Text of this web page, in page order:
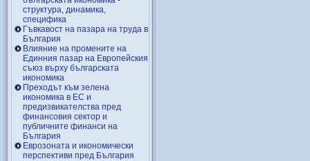
структура, динамика,
специфика
Гъвкавост на пазара на труда в
България
Влияние на промените на
Единния пазар на Европейския
съюз върху българската
икономика
Преходът към зелена
икономика в ЕС и
предизвикателства пред
финансовия сектор и
публичните финанси на
България
Еврозоната и икономически
перспективи пред България